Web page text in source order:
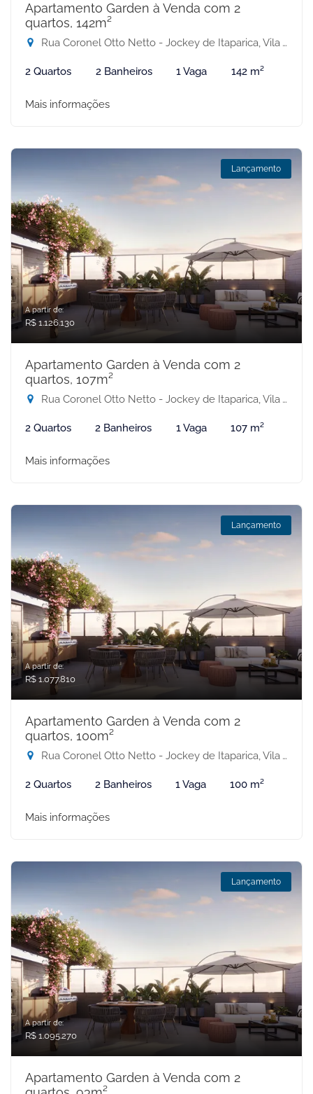
Apartamento Garden à Venda com 2
quartos, 142m²
Rua Coronel Otto Netto - Jockey de Itaparica, Vila Velha-ES
2 Quartos 2 Banheiros 1 Vaga 142 m²
Mais informações
Lançamento
A partir de:
R$ 1.126.130
Apartamento Garden à Venda com 2
quartos, 107m²
Rua Coronel Otto Netto - Jockey de Itaparica, Vila Velha-ES
2 Quartos 2 Banheiros 1 Vaga 107 m²
Mais informações
Lançamento
A partir de:
R$ 1.077.810
Apartamento Garden à Venda com 2
quartos, 100m²
Rua Coronel Otto Netto - Jockey de Itaparica, Vila Velha-ES
2 Quartos 2 Banheiros 1 Vaga 100 m²
Mais informações
Lançamento
A partir de:
R$ 1.095.270
Apartamento Garden à Venda com 2